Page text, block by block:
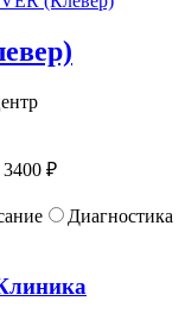
3400 ₽
Диагностика